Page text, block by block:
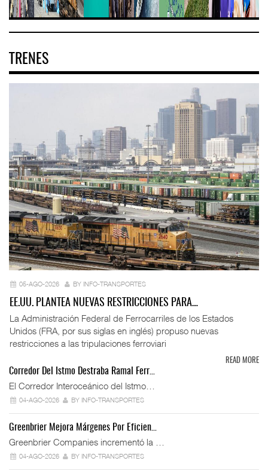
TRENES
05-AGO-2026 BY INFO-TRANSPORTES
EE.UU. PLANTEA NUEVAS RESTRICCIONES PARA…
La Administración Federal de Ferrocarriles de los Estados
Unidos (FRA, por sus siglas en inglés) propuso nuevas
restricciones a las tripulaciones ferroviari
READ MORE
Corredor Del Istmo Destraba Ramal Ferr…
El Corredor Interoceánico del Istmo…
04-AGO-2026 BY INFO-TRANSPORTES
Greenbrier Mejora Márgenes Por Eficien…
Greenbrier Companies incrementó la …
04-AGO-2026 BY INFO-TRANSPORTES